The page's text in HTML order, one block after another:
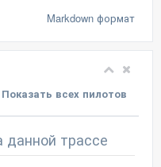
Markdown формат
Показать всех пилотов
данной трассе